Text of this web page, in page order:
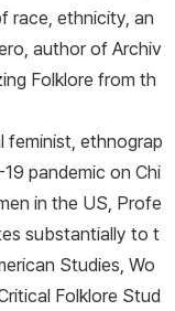
race, ethnicity, an
author of Archiv
Folklore from th
feminist, ethnograp
pandemic on Chi
in the US, Profe
substantially to t
Studies, Wo
Folklore Stud